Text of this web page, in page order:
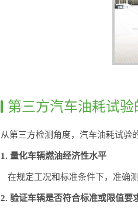
第三方汽车油耗试
从第三方检测角度，汽车油耗试验
1. 量化车辆燃油经济性水平
在规定工况和标准条件下，准确
2. 验证车辆是否符合标准或限值要